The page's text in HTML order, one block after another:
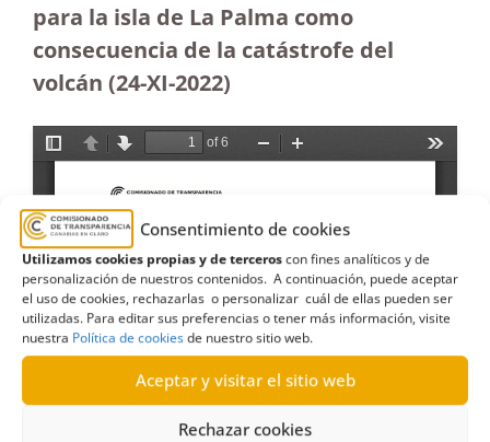
Consentimiento de cookies
Utilizamos cookies propias y de terceroscon fines analíticos y de
personalización de nuestros contenidos. A continuación, puede aceptar
el uso de cookies, rechazarlas o personalizar cuál de ellas pueden ser
utilizadas. Para editar sus preferencias o tener más información, visite
nuestra Política de cookiesde nuestro sitio web.
Aceptar y visitar el sitio web
Rechazar cookies
para la isla de La Palma como
consecuencia de la catástrofe del
volcán (24-XI-2022)